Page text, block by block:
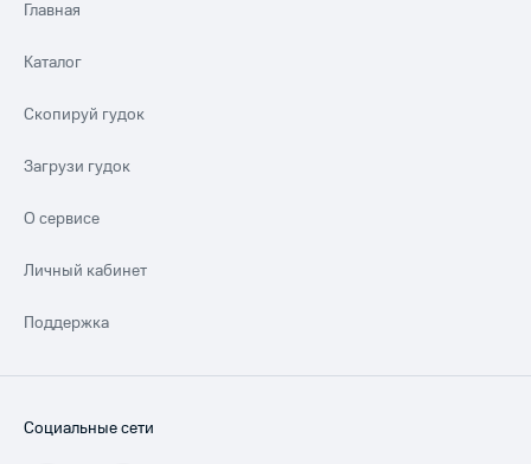
Главная
Каталог
Скопируй гудок
Загрузи гудок
О сервисе
Личный кабинет
Поддержка
Социальные сети